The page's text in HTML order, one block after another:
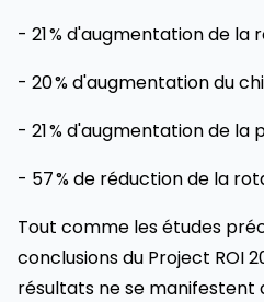
- 21 % d'augmentation de la
- 20 % d'augmentation du
- 21 % d'augmentation de la
- 57 % de réduction de la
Tout comme les études
conclusions du Project ROI
résultats ne se manifestent